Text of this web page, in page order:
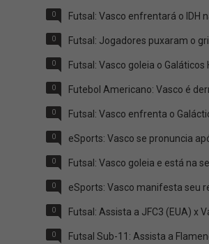
0 Futsal: Vasco enfrentará o IDH
0 Futsal: Jogadores puxaram o
0 Futsal: Vasco goleia o Galáticos
0 Futebol Americano: Vasco é
0 Futsal: Vasco enfrenta o
0 eSports: Vasco se pronuncia
0 Futsal: Vasco goleia e está na
0 eSports: Vasco manifesta seu
0 Futsal: Assista a JFC3 (EUA) x
0 Futsal Sub-11: Assista a